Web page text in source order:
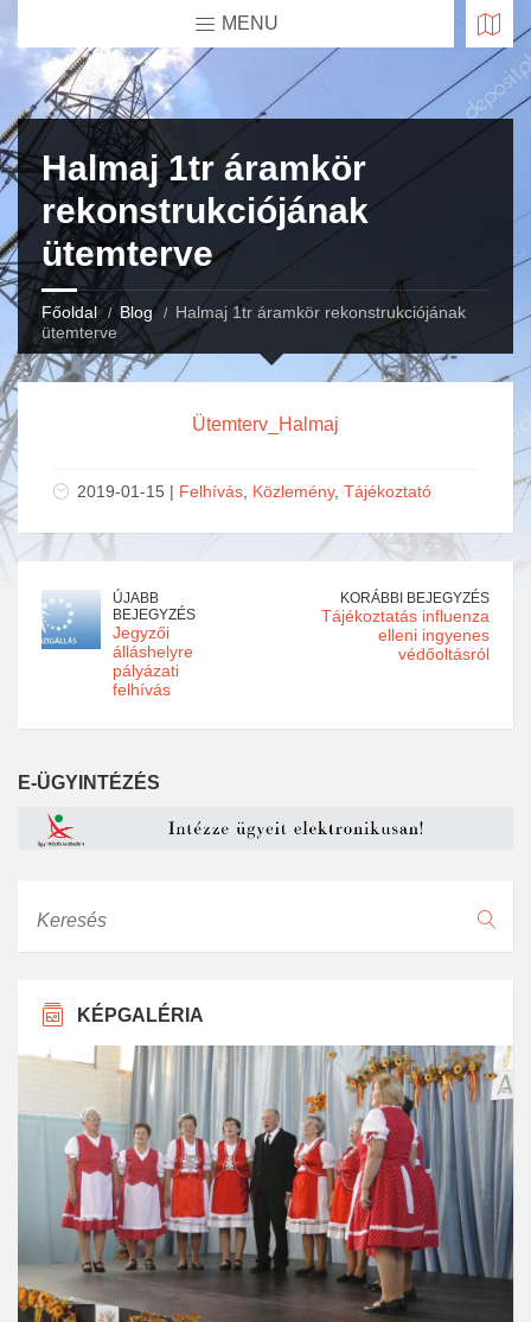
MENU
Halmaj 1tr áramkör
rekonstrukciójának
ütemterve
Főoldal Blog
Halmaj 1tr áramkör rekonstrukciójának
ütemterve
Ütemterv_Halmaj
2019-01-15 | Felhívás Közlemény, Tájékoztató
ÚJABB
BEJEGYZÉS
Jegyzői
álláshelyre
pályázati
felhívás
KORÁBBI BEJEGYZÉS
Tájékoztatás influenza
elleni ingyenes
védőoltásról
E-ÜGYINTÉZÉS
KÉPGALÉRIA